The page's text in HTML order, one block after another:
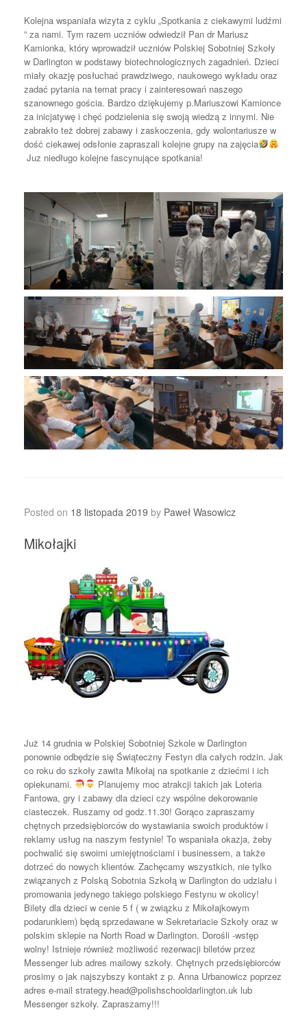
Kolejna wspaniała wizyta z cyklu „Spotkania z ciekawymi ludźmi
” za nami. Tym razem uczniów odwiedził Pan dr Mariusz
Kamionka, który wprowadził uczniów Polskiej Sobotniej Szkoły
w Darlington w podstawy biotechnologicznych zagadnień. Dzieci
miały okazję posłuchać prawdziwego, naukowego wykładu oraz
zadać pytania na temat pracy i zainteresowań naszego
szanownego gościa. Bardzo dziękujemy p.Mariuszowi Kamionce
za inicjatywę i chęć podzielenia się swoją wiedzą z innymi. Nie
zabrakło też dobrej zabawy i zaskoczenia, gdy wolontariusze w
dość ciekawej odsłonie zapraszali kolejne grupy na zajęcia
Juz niedługo kolejne fascynujące spotkania!
Posted on 18 listopada 2019 by Paweł Wasowicz
Mikołajki
Już 14 grudnia w Polskiej Sobotniej Szkole w Darlington
ponownie odbędzie się Świąteczny Festyn dla całych rodzin. Jak
co roku do szkoły zawita Mikołaj na spotkanie z dziećmi i ich
opiekunami.
Planujemy moc atrakcji takich jak Loteria
Fantowa, gry i zabawy dla dzieci czy wspólne dekorowanie
ciasteczek. Ruszamy od godz.11.30! Gorąco zapraszamy
chętnych przedsiębiorców do wystawiania swoich produktów i
reklamy usług na naszym festynie! To wspaniała okazja, żeby
pochwalić się swoimi umiejętnościami i businessem, a także
dotrzeć do nowych klientów. Zachęcamy wszystkich, nie tylko
związanych z Polską Sobotnia Szkołą w Darlington do udziału i
promowania jedynego takiego polskiego Festynu w okolicy!
Bilety dla dzieci w cenie 5 f ( w związku z Mikołajkowym
podarunkiem) będą sprzedawane w Sekretariacie Szkoły oraz w
polskim sklepie na North Road w Darlington. Dorośli -wstęp
wolny! Istnieje również możliwość rezerwacji biletów przez
Messenger lub adres mailowy szkoły. Chętnych przedsiębiorców
prosimy o jak najszybszy kontakt z p. Anna Urbanowicz poprzez
adres e-mail strategy.head@polishschooldarlington.uk lub
Messenger szkoły. Zapraszamy!!!